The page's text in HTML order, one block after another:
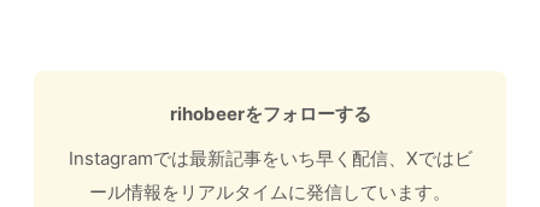
rihobeerをフォローする
Instagramでは最新記事をいち早く配信、Xではビ
ール情報をリアルタイムに発信しています。